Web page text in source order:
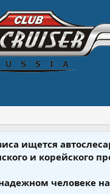
ищется
и корейского
человеке